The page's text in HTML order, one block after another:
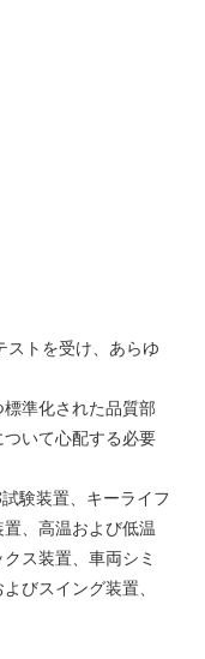
ストを受け、あらゆ
準化された品質部
いて心配する必要
験装置、キーライフ
、高温および低温
ス装置、車両シミ
びスイング装置、